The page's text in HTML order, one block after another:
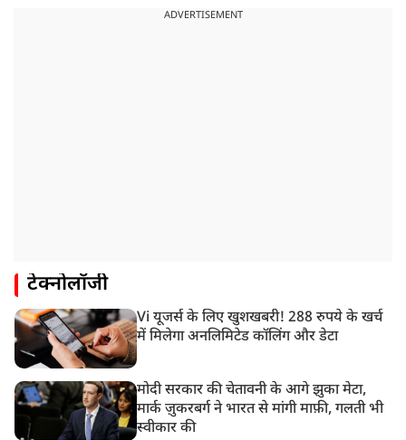
ADVERTISEMENT
टेक्नोलॉजी
Vi यूजर्स के लिए खुशखबरी! 288 रुपये के खर्च
में मिलेगा अनलिमिटेड कॉलिंग और डेटा
मोदी सरकार की चेतावनी के आगे झुका मेटा,
मार्क ज़ुकरबर्ग ने भारत से मांगी माफ़ी, गलती भी
स्वीकार की